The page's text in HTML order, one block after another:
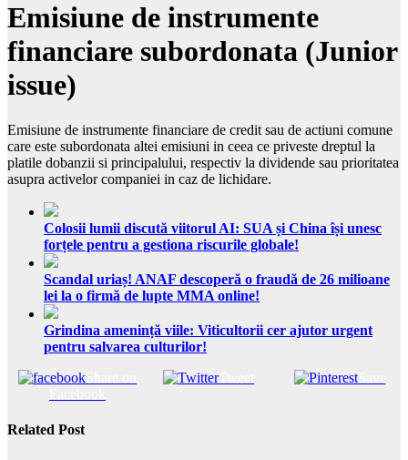
Emisiune de instrumente
financiare subordonata (Junior
issue)
Emisiune de instrumente financiare de credit sau de actiuni comune
care este subordonata altei emisiuni in ceea ce priveste dreptul la
platile dobanzii si principalului, respectiv la dividende sau prioritatea
asupra activelor companiei in caz de lichidare.
Colosii lumii discută viitorul AI: SUA și China își unesc
forțele pentru a gestiona riscurile globale!
Scandal uriaș! ANAF descoperă o fraudă de 26 milioane
lei la o firmă de lupte MMA online!
Grindina amenință viile: Viticultorii cer ajutor urgent
pentru salvarea culturilor!
Tweet Save
Related Post